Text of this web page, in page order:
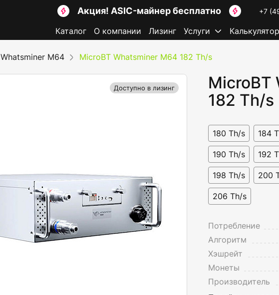
Акция! ASIC-майнер бесплатно +7
Каталог О компании Лизинг Услуги Калькулятор
Whatsminer M64 MicroBT Whatsminer M64 182 Th/s
Доступно в лизинг
MicroBT
182 Th/s
180 Th/s 184
190 Th/s 192
198 Th/s 200
206 Th/s
Потребление
Алгоритм
Хэшрейт
Монеты
Производитель